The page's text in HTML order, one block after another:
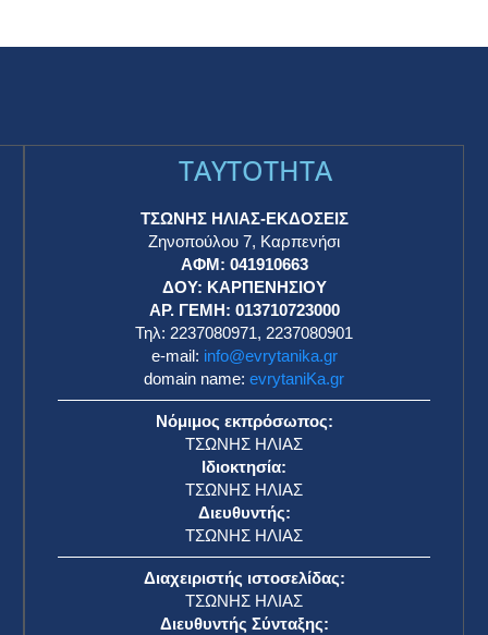
TAYTOTHTA
ΤΣΩΝΗΣ ΗΛΙΑΣ-ΕΚΔΟΣΕΙΣ
Ζηνοπούλου 7, Καρπενήσι
ΑΦΜ: 041910663
ΔΟΥ: ΚΑΡΠΕΝΗΣΙΟΥ
ΑΡ. ΓΕΜΗ: 013710723000
Τηλ: 2237080971, 2237080901
e-mail: info@evrytanika.gr
domain name: evrytaniKa.gr
Νόμιμος εκπρόσωπος:
ΤΣΩΝΗΣ ΗΛΙΑΣ
Ιδιοκτησία:
ΤΣΩΝΗΣ ΗΛΙΑΣ
Διευθυντής:
ΤΣΩΝΗΣ ΗΛΙΑΣ
Διαχειριστής ιστοσελίδας:
ΤΣΩΝΗΣ ΗΛΙΑΣ
Διευθυντής Σύνταξης: